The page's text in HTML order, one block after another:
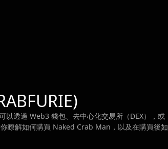
以透過 Web3 錢包、去中心化交易所（DEX），或
瞭解如何購買 Naked Crab Man，以及在購買後如